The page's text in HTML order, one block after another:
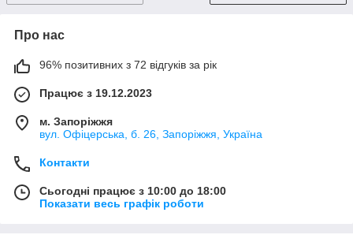
Про нас
96% позитивних з 72 відгуків за рік
Працює з 19.12.2023
м. Запоріжжя
вул. Офіцерська, б. 26, Запоріжжя, Україна
Контакти
Сьогодні працює з 10:00 до 18:00
Показати весь графік роботи